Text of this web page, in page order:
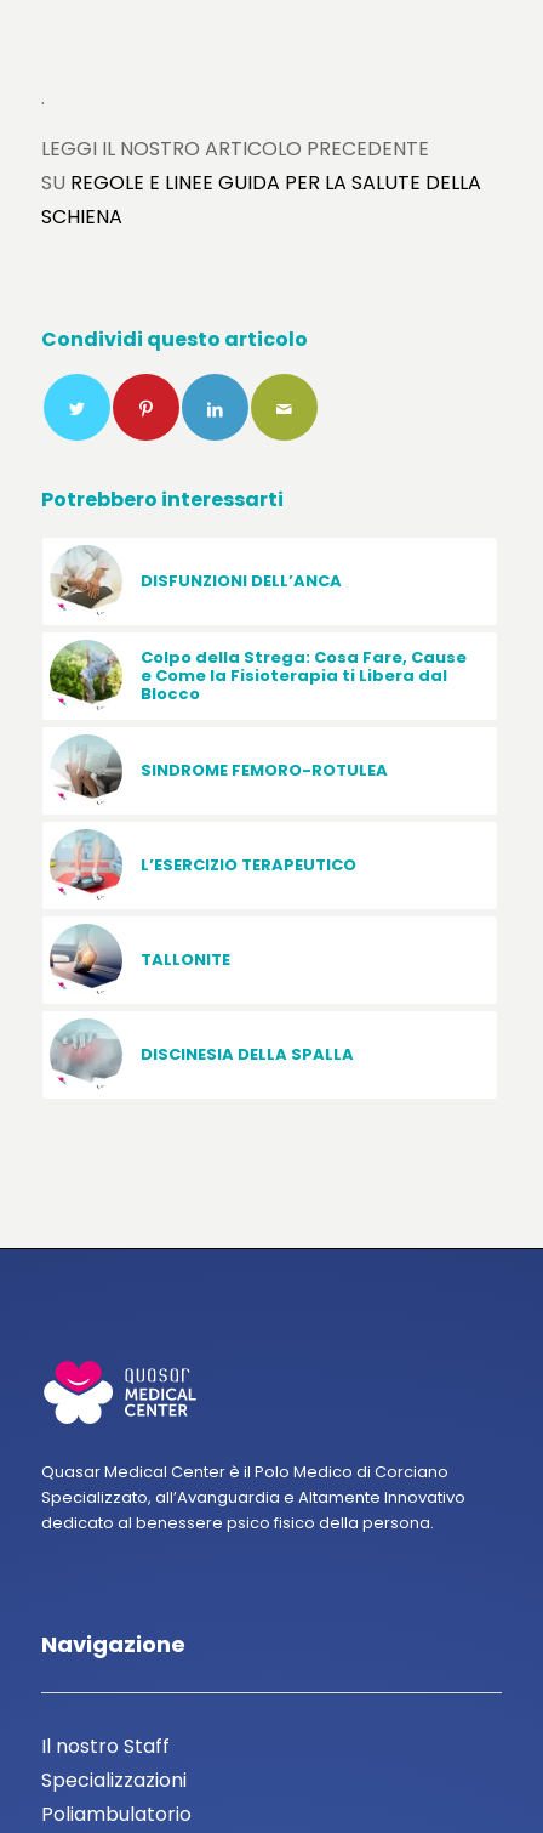
.
LEGGI IL NOSTRO ARTICOLO PRECEDENTE
SU REGOLE E LINEE GUIDA PER LA SALUTE DELLA
SCHIENA
Condividi questo articolo
Potrebbero interessarti
DISFUNZIONI DELL’ANCA
Colpo della Strega: Cosa Fare, Cause
e Come la Fisioterapia ti Libera dal
Blocco
SINDROME FEMORO-ROTULEA
L’ESERCIZIO TERAPEUTICO
TALLONITE
DISCINESIA DELLA SPALLA
Quasar Medical Center è il Polo Medico di Corciano
Specializzato, all’Avanguardia e Altamente Innovativo
dedicato al benessere psico fisico della persona.
Navigazione
Il nostro Staff
Specializzazioni
Poliambulatorio